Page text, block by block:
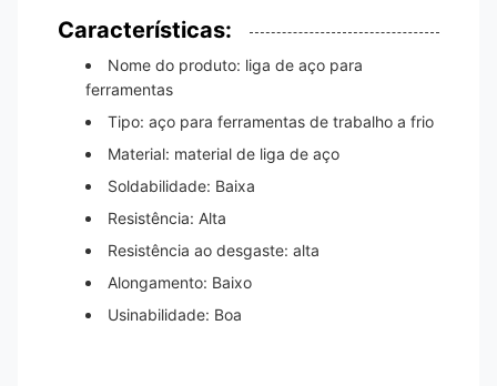
Características:
Nome do produto: liga de aço para
ferramentas
Tipo: aço para ferramentas de trabalho a frio
Material: material de liga de aço
Soldabilidade: Baixa
Resistência: Alta
Resistência ao desgaste: alta
Alongamento: Baixo
Usinabilidade: Boa